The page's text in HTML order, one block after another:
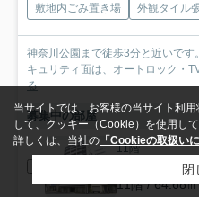
敷地内ごみ置き場
外観タイル
神奈川公園まで徒歩3分と近いで
キュリティ面は、オートロック・
る
募集中の部屋
11階
11階 / 64.68
当サイトでは、お客様の当サイト利
して、クッキー（Cookie）を使用して
詳しくは、当社の 「Cookieの取扱い
閉